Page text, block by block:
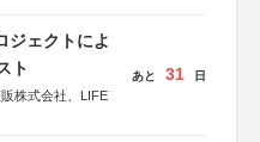
ジェクトによ
ト
株式会社、LIFE
あと 31 日